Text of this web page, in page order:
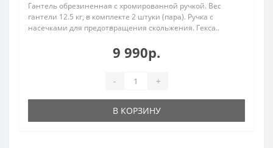
Гантель обрезиненная с хромированной ручкой. Вес
гантели 12.5 кг, в комплекте 2 штуки (пара). Ручка с
насечками для предотвращения скольжения. Гекса..
9 990р.
- +
В КОРЗИНУ